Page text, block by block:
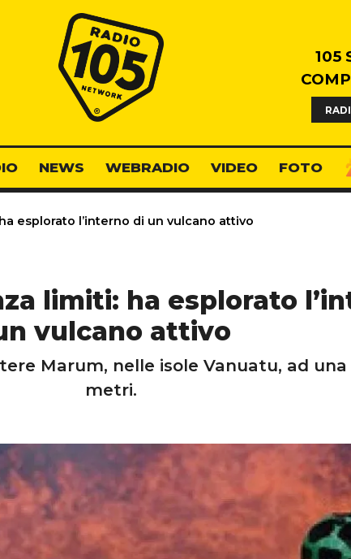
Radio 105
105
NEWS WEBRADIO VIDEO FOTO
esplorato l’interno di un vulcano attivo
limiti: ha esplorato
vulcano attivo
Marum, nelle isole Vanuatu, ad
metri.